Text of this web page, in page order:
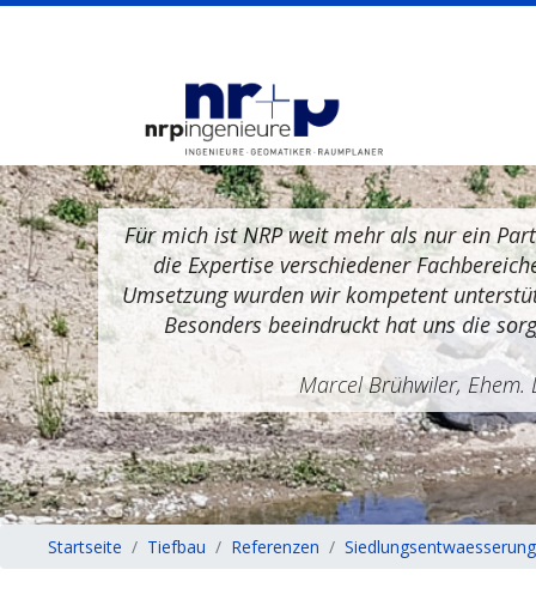
Für mich ist NRP weit mehr als nur ein
die Expertise verschiedener
Umsetzung wurden wir kompetent
Besonders beeindruckt hat uns die
Marcel Brühwiler,
Startseite Tiefbau Referenzen Siedlungsentwaesserung